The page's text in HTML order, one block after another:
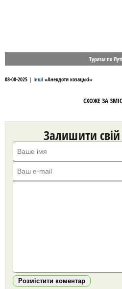
Туризм по
08-08-2025 | Інші «Анекдоти козацькі»
СХОЖЕ ЗА
Залишити
Розмістити коментар